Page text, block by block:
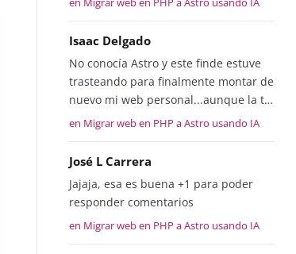
Isaac Delgado
No conocía Astro y este finde estuve
trasteando para finalmente montar de
nuevo mi web personal...aunque la t…
en Migrar web en PHP a Astro usando IA
José L Carrera
Jajaja, esa es buena +1 para poder
responder comentarios
en Migrar web en PHP a Astro usando IA